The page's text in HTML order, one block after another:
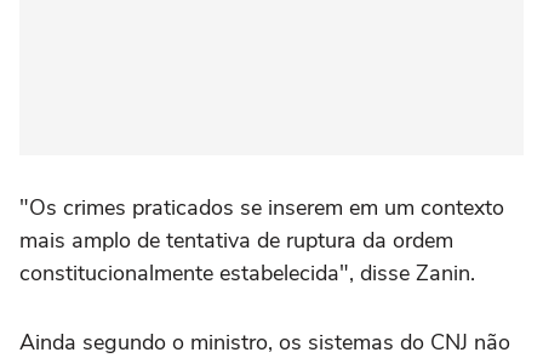
"Os crimes praticados se inserem em um contexto
mais amplo de tentativa de ruptura da ordem
constitucionalmente estabelecida", disse Zanin.
Ainda segundo o ministro, os sistemas do CNJ não